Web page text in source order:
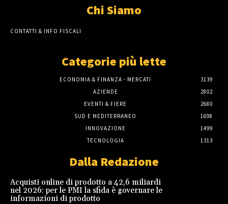
Chi Siamo
CONTATTI & INFO FISCALI
Categorie più lette
ECONOMIA & FINANZA - MERCATI
3139
AZIENDE
2802
EVENTI & FIERE
2680
SUD E MEDITERRANEO
1698
INNOVAZIONE
1499
TECNOLOGIA
1313
Dalla Redazione
Acquisti online di prodotto a 42,6 miliardi
nel 2026: per le PMI la sfida è governare le
informazioni di prodotto